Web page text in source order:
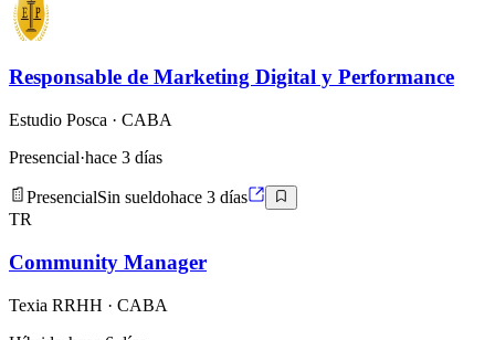
Responsable de Marketing Digital y Performance
Estudio Posca · CABA
Presencial·hace 3 días
PresencialSin sueldohace 3 días
TR
Community Manager
Texia RRHH · CABA